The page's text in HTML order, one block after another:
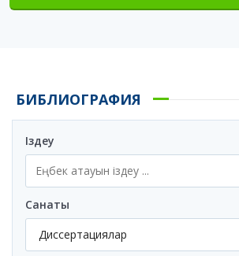
БИБЛИОГРАФИЯ
Іздеу
Санаты